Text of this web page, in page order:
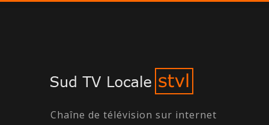
Chaîne de télévision sur internet